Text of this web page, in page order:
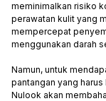
meminimalkan risiko
perawatan kulit yang
mempercepat
menggunakan darah
Namun, untuk
pantangan yang
Nulook akan